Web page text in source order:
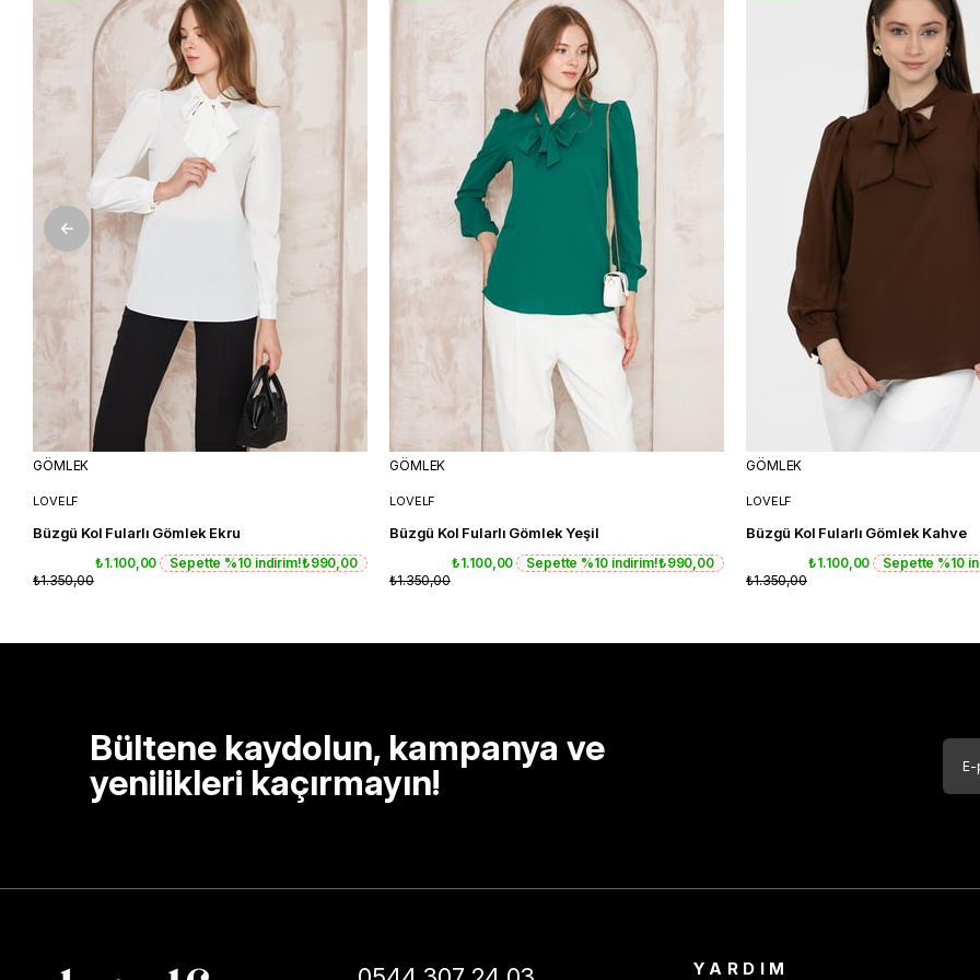
GÖMLEK
LOVELF
Büzgü Kol Fularlı Gömlek Ekru
₺1.100,00 Sepette %10 indirim!₺990,00
₺1.350,00
GÖMLEK
LOVELF
Büzgü Kol Fularlı Gömlek Yeşil
₺1.100,00 Sepette %10 indirim!₺990,00
₺1.350,00
GÖMLEK
LOVELF
Büzgü Kol Fularlı Gömlek Kahve
₺1.100,00 Sepette %10
₺1.350,00
Bültene kaydolun, kampanya ve
yenilikleri kaçırmayın!
YARDIM